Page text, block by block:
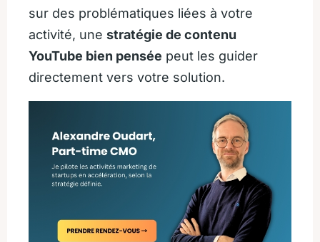
sur des problématiques liées à votre
activité, une stratégie de contenu
YouTube bien pensée peut les guider
directement vers votre solution.